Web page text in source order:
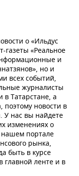
о «Ильдус
газеты «Реальное
и
но и
всех событий,
журналисты
Татарстане, а
поэтому новости в
У нас вы найдете
изменениях о
нашем портале
рынка,
быть в курсе
главной ленте и в